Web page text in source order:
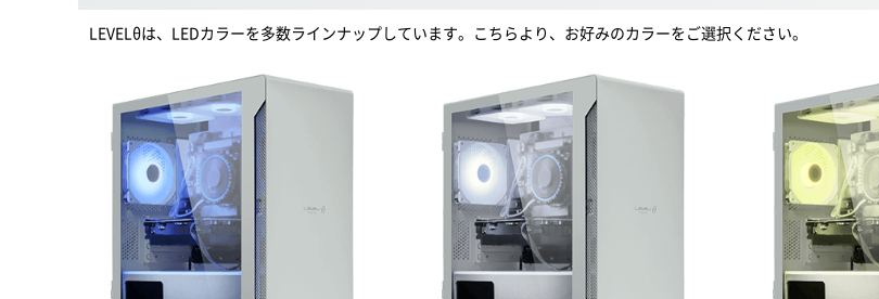
LEVELθは、LEDカラーを多数ラインナップしています。こちらより、お好みのカラーをご選択ください。